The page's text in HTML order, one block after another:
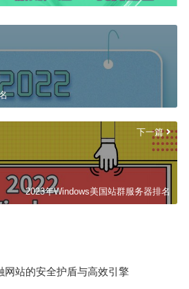
下一篇
2023年Windows美国站群服务器排名
网站的安全护盾与高效引擎